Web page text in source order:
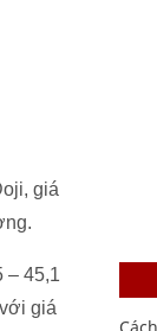
giá
– 45,1
giá